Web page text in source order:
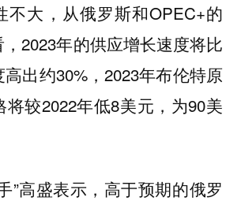
不大，从俄罗斯和OPEC+的
2023年的供应增长速度将比
出约30%，2023年布伦特原
较2022年低8美元，为90美
”高盛表示，高于预期的俄罗